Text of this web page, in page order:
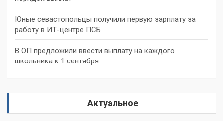
Юные севастопольцы получили первую зарплату за
работу в ИТ-центре ПСБ
В ОП предложили ввести выплату на каждого
школьника к 1 сентября
Актуальное